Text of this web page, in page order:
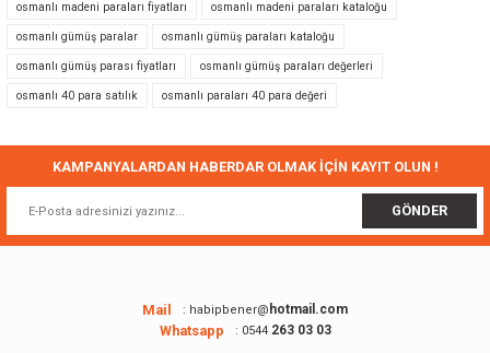
Ürün resmi kalitesiz, bozuk veya görüntülenemiyor.
Ürün açıklamasında eksik bilgiler bulunuyor.
Ürün bilgilerinde hatalar bulunuyor.
Bu ürüne benzer farklı alternatifler olmalı.
Gönder
osmanlı madeni paraları fiyatları osmanlı madeni paraları kataloğu
osmanlı gümüş paralar osmanlı gümüş paraları kataloğu
osmanlı gümüş parası fiyatları osmanlı gümüş paraları değerleri
osmanlı 40 para satılık osmanlı paraları 40 para değeri
KAMPANYALARDAN HABERDAR OLMAK İÇİN KAYIT OLUN !
GÖNDER
Mail : habipbener@ hotmail.com
Whatsapp : 0544263 03 03